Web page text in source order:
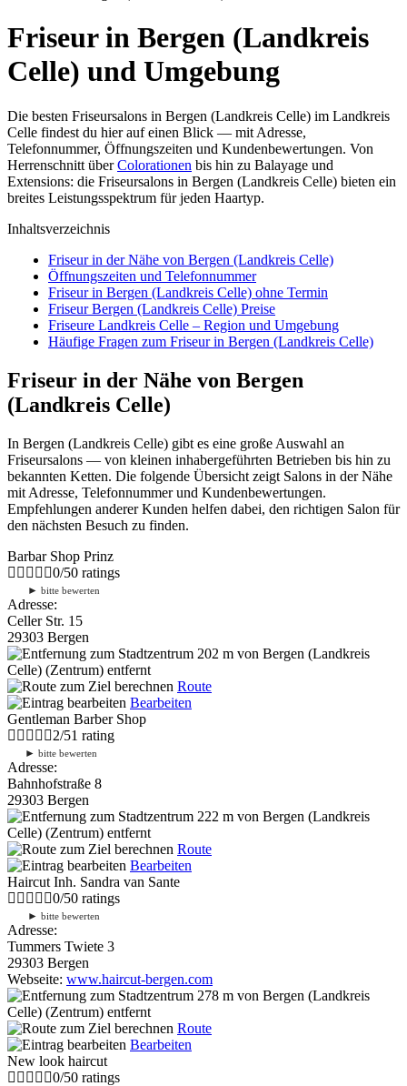
Friseur in Bergen (Landkreis
Celle) und Umgebung
Die besten Friseursalons in Bergen (Landkreis Celle) im Landkreis
Celle findest du hier auf einen Blick — mit Adresse,
Telefonnummer, Öffnungszeiten und Kundenbewertungen. Von
Herrenschnitt überColorationen bis hin zu Balayage und
Extensions: die Friseursalons in Bergen (Landkreis Celle) bieten ein
breites Leistungsspektrum für jeden Haartyp.
Inhaltsverzeichnis
Friseur in der Nähe von Bergen (Landkreis Celle)
Öffnungszeiten und Telefonnummer
Friseur in Bergen (Landkreis Celle) ohne Termin
Friseur Bergen (Landkreis Celle) Preise
Friseure Landkreis Celle – Region und Umgebung
Häufige Fragen zum Friseur in Bergen (Landkreis Celle)
Friseur in der Nähe von Bergen
(Landkreis Celle)
In Bergen (Landkreis Celle) gibt es eine große Auswahl an
Friseursalons — von kleinen inhabergeführten Betrieben bis hin zu
bekannten Ketten. Die folgende Übersicht zeigt Salons in der Nähe
mit Adresse, Telefonnummer und Kundenbewertungen.
Empfehlungen anderer Kunden helfen dabei, den richtigen Salon für
den nächsten Besuch zu finden.
Barbar Shop Prinz
0/50 ratings
► bitte bewerten
Adresse:
Celler Str. 15
29303 Bergen
202 m von Bergen (Landkreis
Celle) (Zentrum) entfernt
Route
Bearbeiten
Gentleman Barber Shop
2/51 rating
► bitte bewerten
Adresse:
Bahnhofstraße 8
29303 Bergen
222 m von Bergen (Landkreis
Celle) (Zentrum) entfernt
Route
Bearbeiten
Haircut Inh. Sandra van Sante
0/50 ratings
► bitte bewerten
Adresse:
Tummers Twiete 3
29303 Bergen
Webseite: www.haircut-bergen.com
278 m von Bergen (Landkreis
Celle) (Zentrum) entfernt
Route
Bearbeiten
New look haircut
0/50 ratings